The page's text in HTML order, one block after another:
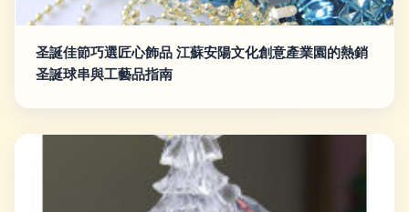
圣誕佳節巧選匠心飾品 江蘇安陽文化創意產業園的熱銷
圣誕球串與工藝品指南